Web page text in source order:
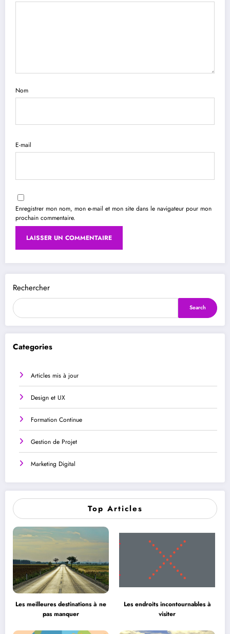
Rechercher
Search
Categories
Articles mis à jour
Design et UX
Formation Continue
Gestion de Projet
Marketing Digital
Nom
E-mail
Enregistrer mon nom, mon e-mail et mon site dans le navigateur pour mon
prochain commentaire.
Top Articles
Les meilleures destinations à ne
pas manquer
Les endroits incontournables à
visiter